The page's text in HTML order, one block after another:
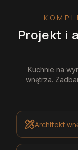
Projekt i
Kuchnie na
wnętrza.
Architekt